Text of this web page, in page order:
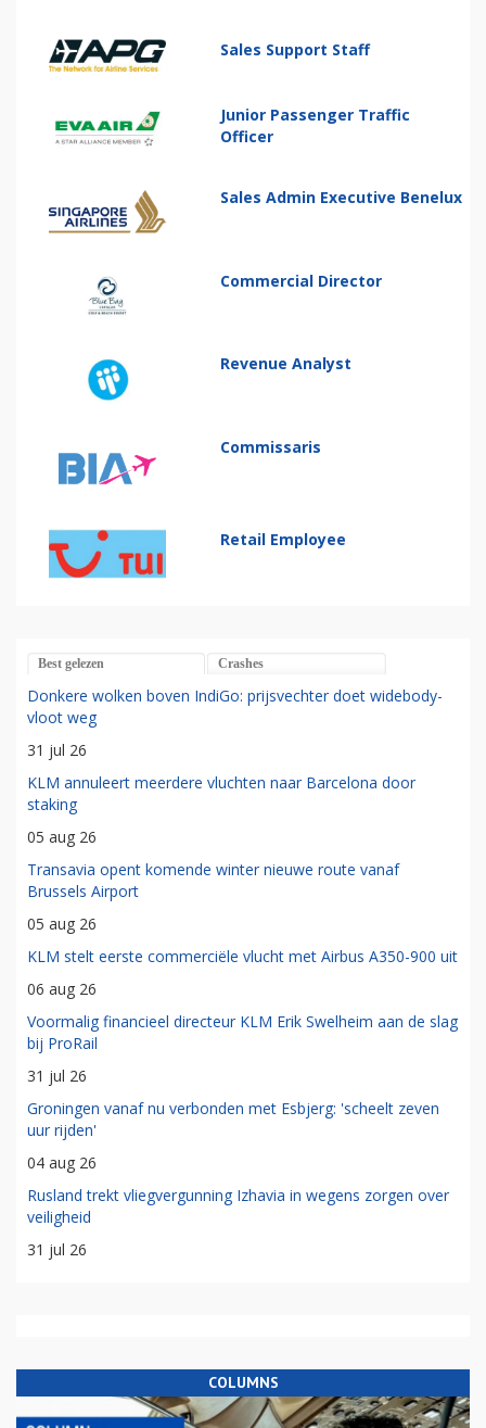
Sales Support Staff
Junior Passenger Traffic
Officer
Sales Admin Executive Benelux
Commercial Director
Revenue Analyst
Commissaris
Retail Employee
Best gelezen Crashes
Donkere wolken boven IndiGo: prijsvechter doet widebody-
vloot weg
31 jul 26
KLM annuleert meerdere vluchten naar Barcelona door
staking
05 aug 26
Transavia opent komende winter nieuwe route vanaf
Brussels Airport
05 aug 26
KLM stelt eerste commerciële vlucht met Airbus A350-900 uit
06 aug 26
Voormalig financieel directeur KLM Erik Swelheim aan de slag
bij ProRail
31 jul 26
Groningen vanaf nu verbonden met Esbjerg: 'scheelt zeven
uur rijden'
04 aug 26
Rusland trekt vliegvergunning Izhavia in wegens zorgen over
veiligheid
31 jul 26
COLUMNS